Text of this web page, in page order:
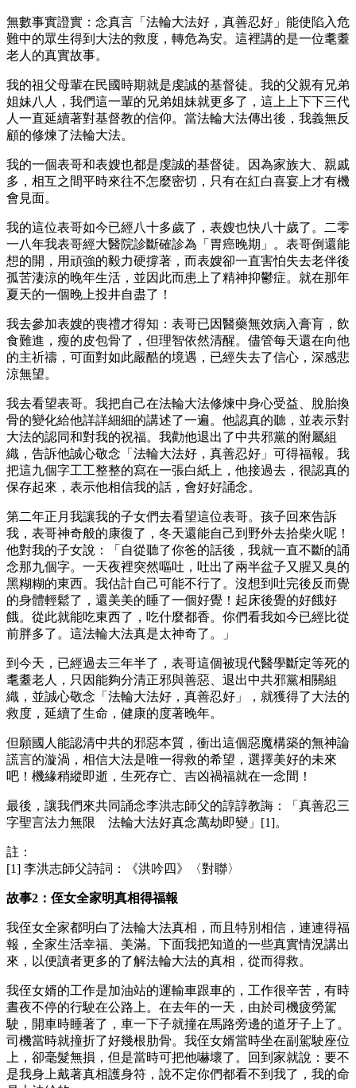
無數事實證實：念真言「法輪大法好，真善忍好」能使陷入危
難中的眾生得到大法的救度，轉危為安。這裡講的是一位耄耋
老人的真實故事。
我的祖父母輩在民國時期就是虔誠的基督徒。我的父親有兄弟
姐妹八人，我們這一輩的兄弟姐妹就更多了，這上上下下三代
人一直延續著對基督教的信仰。當法輪大法傳出後，我義無反
顧的修煉了法輪大法。
我的一個表哥和表嫂也都是虔誠的基督徒。因為家族大、親戚
多，相互之間平時來往不怎麼密切，只有在紅白喜宴上才有機
會見面。
我的這位表哥如今已經八十多歲了，表嫂也快八十歲了。二零
一八年我表哥經大醫院診斷確診為「胃癌晚期」。表哥倒還能
想的開，用頑強的毅力硬撐著，而表嫂卻一直害怕失去老伴後
孤苦淒涼的晚年生活，並因此而患上了精神抑鬱症。就在那年
夏天的一個晚上投井自盡了！
我去參加表嫂的喪禮才得知：表哥已因醫藥無效病入膏肓，飲
食難進，瘦的皮包骨了，但理智依然清醒。儘管每天還在向他
的主祈禱，可面對如此嚴酷的境遇，已經失去了信心，深感悲
涼無望。
我去看望表哥。我把自己在法輪大法修煉中身心受益、脫胎換
骨的變化給他詳詳細細的講述了一遍。他認真的聽，並表示對
大法的認同和對我的祝福。我勸他退出了中共邪黨的附屬組
織，告訴他誠心敬念「法輪大法好，真善忍好」可得福報。我
把這九個字工工整整的寫在一張白紙上，他接過去，很認真的
保存起來，表示他相信我的話，會好好誦念。
第二年正月我讓我的子女們去看望這位表哥。孩子回來告訴
我，表哥神奇般的康復了，冬天還能自己到野外去拾柴火呢！
他對我的子女說：「自從聽了你爸的話後，我就一直不斷的誦
念那九個字。一天夜裡突然嘔吐，吐出了兩半盆子又腥又臭的
黑糊糊的東西。我估計自己可能不行了。沒想到吐完後反而覺
的身體輕鬆了，還美美的睡了一個好覺！起床後覺的好餓好
餓。從此就能吃東西了，吃什麼都香。你們看我如今已經比從
前胖多了。這法輪大法真是太神奇了。」
到今天，已經過去三年半了，表哥這個被現代醫學斷定等死的
耄耋老人，只因能夠分清正邪與善惡、退出中共邪黨相關組
織，並誠心敬念「法輪大法好，真善忍好」，就獲得了大法的
救度，延續了生命，健康的度著晚年。
但願國人能認清中共的邪惡本質，衝出這個惡魔構築的無神論
謊言的漩渦，相信大法是唯一得救的希望，選擇美好的未來
吧！機緣稍縱即逝，生死存亡、吉凶禍福就在一念間！
最後，讓我們來共同誦念李洪志師父的諄諄教誨：「真善忍三
字聖言法力無限 法輪大法好真念萬劫即變」[1]。
註：
[1] 李洪志師父詩詞：《洪吟四》〈對聯〉
故事2：侄女全家明真相得福報
我侄女全家都明白了法輪大法真相，而且特別相信，連連得福
報，全家生活幸福、美滿。下面我把知道的一些真實情況講出
來，以便讀者更多的了解法輪大法的真相，從而得救。
我侄女婿的工作是加油站的運輸車跟車的，工作很辛苦，有時
晝夜不停的行駛在公路上。在去年的一天，由於司機疲勞駕
駛，開車時睡著了，車一下子就撞在馬路旁邊的道牙子上了。
司機當時就撞折了好幾根肋骨。我侄女婿當時坐在副駕駛座位
上，卻毫髮無損，但是當時可把他嚇壞了。回到家就說：要不
是我身上戴著真相護身符，說不定你們都看不到我了，我的命